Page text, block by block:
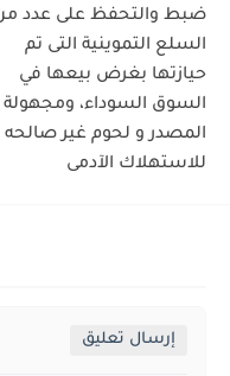
ضبط والتحفظ على عدد
السلع التموينية التى تم
حيازتها بغرض بيعها في
السوق السوداء، ومجهولة
المصدر و لحوم غير صالحه
للاستهلاك الآدمى
إرسال تعليق